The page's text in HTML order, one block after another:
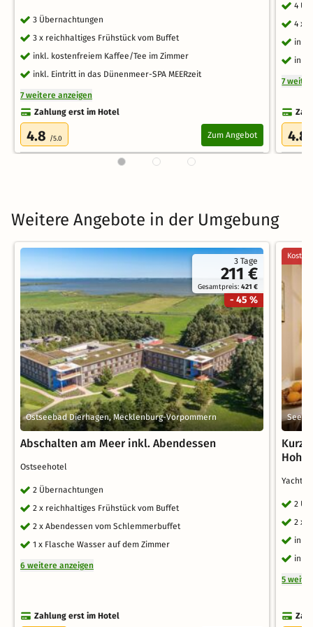
3 Übernachtungen
3 x reichhaltiges Frühstück vom Buffet
inkl. kostenfreiem Kaffee/Tee im Zimmer
inkl. Eintritt in das Dünenmeer-SPA MEERzeit
7 weitere anzeigen
Zahlung erst im Hotel
4.8 /5.0 Zum Angebot
4
4 x
inkl.
inkl.
7
4.8
Weitere Angebote in der Umgebung
3 Tage
211 €
Gesamtpreis:421 €
- 45 %
Ostseebad Dierhagen, Mecklenburg-Vorpommern
Abschalten am Meer inkl. Abendessen
Ostseehotel
2 Übernachtungen
2 x reichhaltiges Frühstück vom Buffet
2 x Abendessen vom Schlemmerbuffet
1 x Flasche Wasser auf dem Zimmer
6 weitere anzeigen
Zahlung erst im Hotel
Hohe
2
2 x
inkl.
inkl.
5